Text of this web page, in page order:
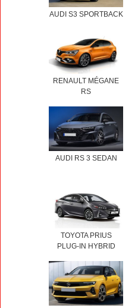
AUDI S3 SPORTBACK
RENAULT MÉGANE
RS
AUDI RS 3 SEDAN
TOYOTA PRIUS
PLUG-IN HYBRID